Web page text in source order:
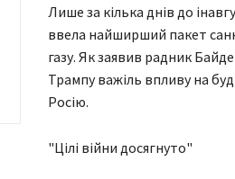
Лише за кілька днів до
ввела найширший пакет
газу. Як заявив радник
Трампу важіль впливу на
Росію.
"Цілі війни досягнуто"